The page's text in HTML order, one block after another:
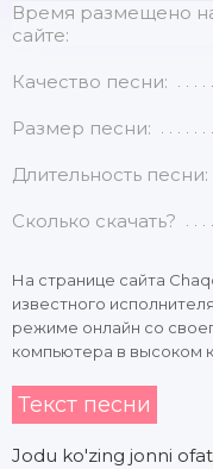
Время размещено
сайте:
Качество песни:
Размер песни:
Длительность песни:
Сколько скачать?
На странице сайта
известного исполнителя
режиме онлайн со
компьютера в высоком
Текст песни
Jodu ko'zing jonni